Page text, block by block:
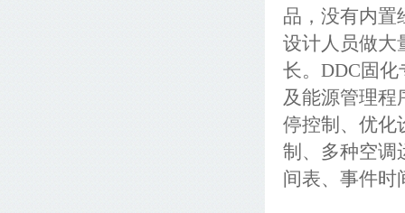
品，没有内置
设计人员做大
长。DDC固
及能源管理程
停控制、优化
制、多种空调
间表、事件时